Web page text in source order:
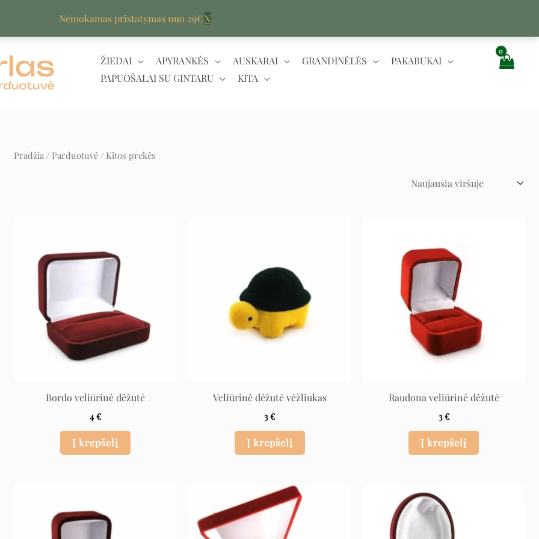
Nemokamas pristatymas nuo 29€X
ŽIEDAI
APYRANKĖS AUSKARAI GRANDINĖLĖS
PAKABUKAI
PAPUOŠALAI SU GINTARU
KITA
Pradžia / Parduotuvė / Kitos prekės
Bordo veliūrinė dėžutė
4€
Į krepšelį
Veliūrinė dėžutė vėžliukas
3€
Į krepšelį
Raudona veliūrinė dėžutė
3€
Į krepšelį